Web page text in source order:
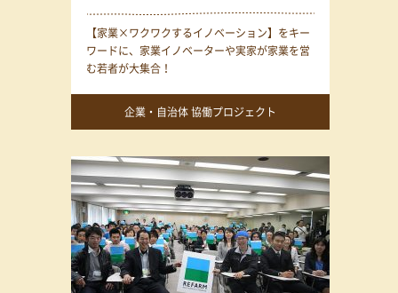
【家業×ワクワクするイノベーション】をキー
ワードに、家業イノベーターや実家が家業を営
む若者が大集合！
企業・自治体 協働プロジェクト